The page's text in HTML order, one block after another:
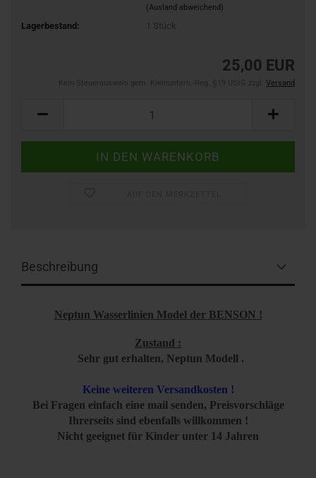
(Ausland abweichend)
Lagerbestand: Stück
25,00 EUR
Versand
Beschreibung
Neptun Wasserlinien Model der BENSON !
Zustand :
Sehr gut erhalten, Neptun Modell .
Keine weiteren Versandkosten !
Bei Fragen einfach eine mail senden, Preisvorschläge
Ihrerseits sind ebenfalls willkommen !
Nicht geeignet für Kinder unter 14 Jahren